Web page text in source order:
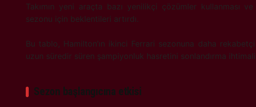
Takımın yeni araçta bazı yenilikçi çözümler kullanması
sezonu için beklentileri artırdı.
Bu tablo, Hamilton’ın ikinci Ferrari sezonuna daha
uzun süredir süren şampiyonluk hasretini sonlandırma
Sezon başlangıcına etkisi